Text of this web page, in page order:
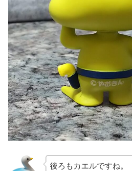
後ろもカエルですね。